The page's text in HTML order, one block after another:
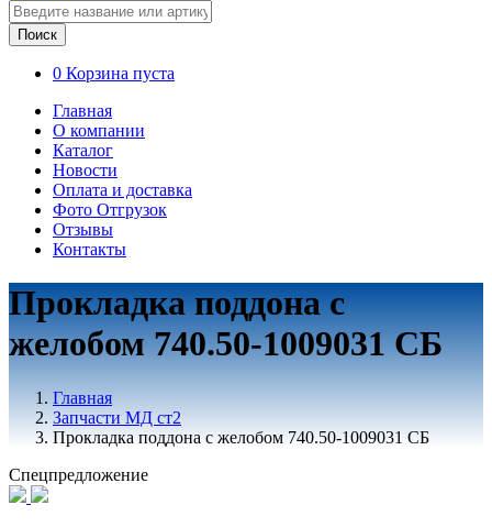
Поиск
0 Корзина пуста
Главная
О компании
Каталог
Новости
Оплата и доставка
Фото Отгрузок
Отзывы
Контакты
Прокладка поддона с
желобом 740.50-1009031 СБ
Главная
Запчасти МД ст2
Прокладка поддона с желобом 740.50-1009031 СБ
Спецпредложение